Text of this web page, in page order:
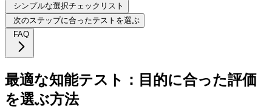
シンプルな選択チェックリスト
次のステップに合ったテストを選ぶ
FAQ
最適な知能テスト：目的に合った評価
を選ぶ方法